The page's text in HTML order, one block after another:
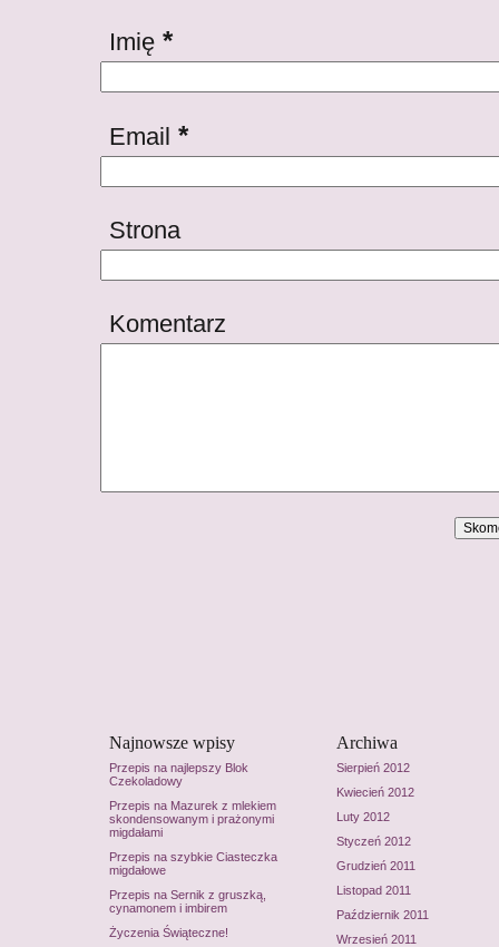
Imię *
Email *
Strona
Komentarz
Najnowsze wpisy
Przepis na najlepszy Blok
Czekoladowy
Przepis na Mazurek z mlekiem
skondensowanym i prażonymi
migdałami
Przepis na szybkie Ciasteczka
migdałowe
Przepis na Sernik z gruszką,
cynamonem i imbirem
Życzenia Świąteczne!
Archiwa
Sierpień 2012
Kwiecień 2012
Luty 2012
Styczeń 2012
Grudzień 2011
Listopad 2011
Październik 2011
Wrzesień 2011